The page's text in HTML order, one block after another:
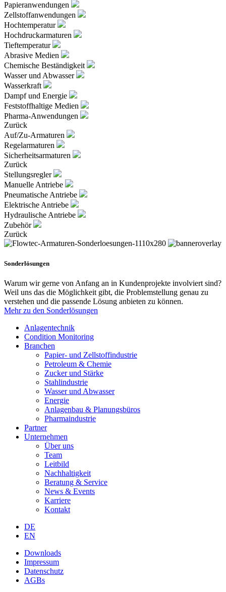
Papieranwendungen
Zellstoffanwendungen
Hochtemperatur
Hochdruckarmaturen
Tieftemperatur
Abrasive Medien
Chemische Beständigkeit
Wasser und Abwasser
Wasserkraft
Dampf und Energie
Feststoffhaltige Medien
Pharma-Anwendungen
Zurück
Auf/Zu-Armaturen
Regelarmaturen
Sicherheitsarmaturen
Zurück
Stellungsregler
Manuelle Antriebe
Pneumatische Antriebe
Elektrische Antriebe
Hydraulische Antriebe
Zubehör
Zurück
Sonderlösungen
Warum wir gerne von Anfang an in Kundenprojekte involviert sind?
Weil uns das die Möglichkeit gibt, die Problemstellung genau zu
verstehen und die passende Lösung anbieten zu können.
Mehr zu den Sonderlösungen
Anlagentechnik
Condition Monitoring
Branchen
Papier- und Zellstoffindustrie
Petroleum & Chemie
Zucker und Stärke
Stahlindustrie
Wasser und Abwasser
Energie
Anlagenbau & Planungsbüros
Pharmaindustrie
Partner
Unternehmen
Über uns
Team
Leitbild
Nachhaltigkeit
Beratung & Service
News & Events
Karriere
Kontakt
DE
EN
Downloads
Impressum
Datenschutz
AGBs